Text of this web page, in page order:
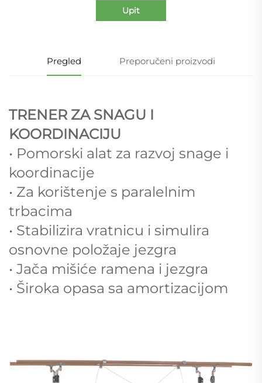
Upit
Pregled Preporučeni proizvodi
TRENER ZA SNAGU I
KOORDINACIJU
• Pomorski alat za razvoj snage i
koordinacije
• Za korištenje s paralelnim
trbacima
• Stabilizira vratnicu i simulira
osnovne položaje jezgra
• Jača mišiće ramena i jezgra
• Široka opasa sa amortizacijom